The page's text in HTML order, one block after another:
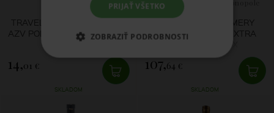
TRAVEL CUVÉE (GEWXGRU)
AZV POLOSUCHÉ MALÉ DIVY
14,01 €
SKLADOM
Vranken-Pommery-Monopole
CHAMPAGNE POMMERY
ROYAL BLUE SKY EXTRA
DRY + GIFT BOX
107,64 €
SKLADOM
PRIJAŤ VŠETKO
ZOBRAZIŤ PODROBNOSTI